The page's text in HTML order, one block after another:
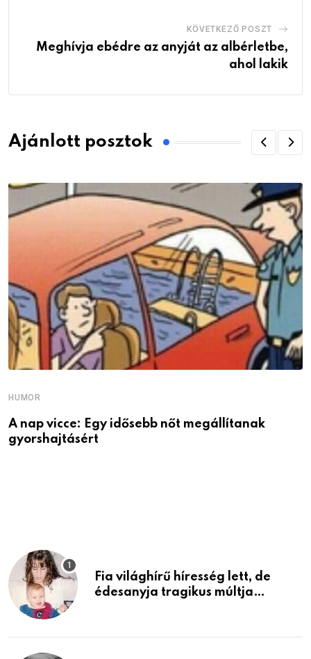
KÖVETKEZŐ POSZT
Meghívja ebédre az anyját az albérletbe,
ahol lakik
Ajánlott posztok
HUMOR
A nap vicce: Egy idősebb nőt megállítanak
gyorshajtásért
Fia világhírű híresség lett, de
édesanyja tragikus múltja